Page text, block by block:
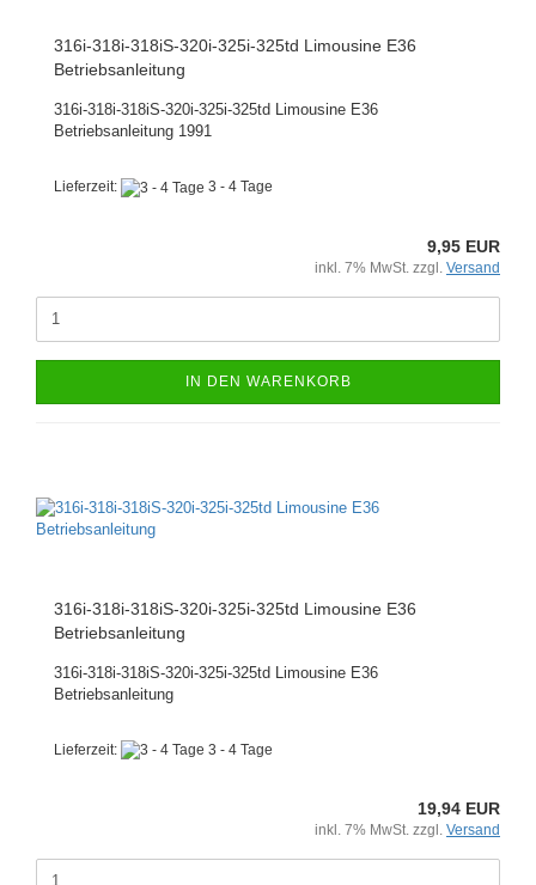
316i-318i-318iS-320i-325i-325td Limousine E36
Betriebsanleitung
316i-318i-318iS-320i-325i-325td Limousine E36
Betriebsanleitung 1991
Lieferzeit: 3 - 4 Tage
9,95 EUR
inkl. 7% MwSt. zzgl. Versand
IN DEN WARENKORB
316i-318i-318iS-320i-325i-325td Limousine E36
Betriebsanleitung
316i-318i-318iS-320i-325i-325td Limousine E36
Betriebsanleitung
Lieferzeit: 3 - 4 Tage
19,94 EUR
inkl. 7% MwSt. zzgl. Versand